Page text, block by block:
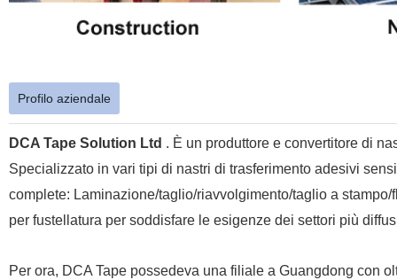
Profilo aziendale
DCA Tape Solution Ltd . È un produttore e convertitore di
Specializzato in vari tipi di nastri di trasferimento adesivi
complete: Laminazione/taglio/riavvolgimento/taglio a
per fustellatura per soddisfare le esigenze dei settori più
Per ora, DCA Tape possedeva una filiale a Guangdong con